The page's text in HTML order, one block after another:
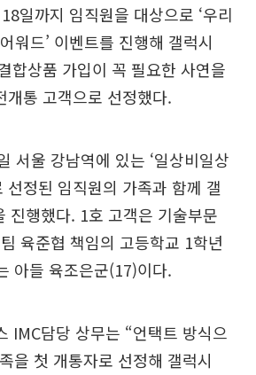
일까지 임직원을 대상으로 ‘우리
워드’ 이벤트를 진행해 갤럭시
합상품 가입이 꼭 필요한 사연을
개통 고객으로 선정했다.
서울 강남역에 있는 ‘일상비일상
선정된 임직원의 가족과 함께 갤
진행했다. 1호 고객은 기술부문
육준협 책임의 고등학교 1학년
아들 육조은군(17)이다.
IMC담당 상무는 “언택트 방식으
을 첫 개통자로 선정해 갤럭시